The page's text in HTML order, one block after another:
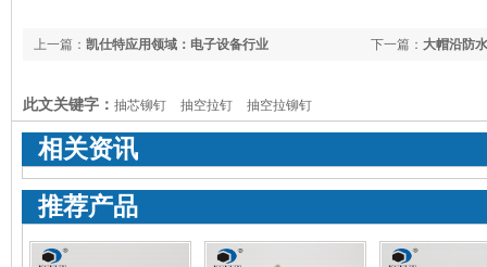
下一篇： 大帽沿防
上一篇： 凯仕特应用领域：电子设备行业
此文关键字： 抽芯铆钉 抽空拉钉 抽空拉铆钉
相关资讯
推荐产品